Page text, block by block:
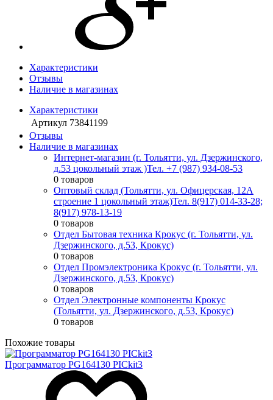
Характеристики
Отзывы
Наличие в магазинах
Характеристики
Артикул 73841199
Отзывы
Наличие в магазинах
Интернет-магазин (г. Тольятти, ул. Дзержинского,
д.53 цокольный этаж )Тел. +7 (987) 934-08-53
0 товаров
Оптовый склад (Тольятти, ул. Офицерская, 12А
строение 1 цокольный этаж)Тел. 8(917) 014-33-28;
8(917) 978-13-19
0 товаров
Отдел Бытовая техника Крокус (г. Тольятти, ул.
Дзержинского, д.53, Крокус)
0 товаров
Отдел Промэлектроника Крокус (г. Тольятти, ул.
Дзержинского, д.53, Крокус)
0 товаров
Отдел Электронные компоненты Крокус
(Тольятти, ул. Дзержинского, д.53, Крокус)
0 товаров
Похожие товары
Программатор PG164130 PICkit3